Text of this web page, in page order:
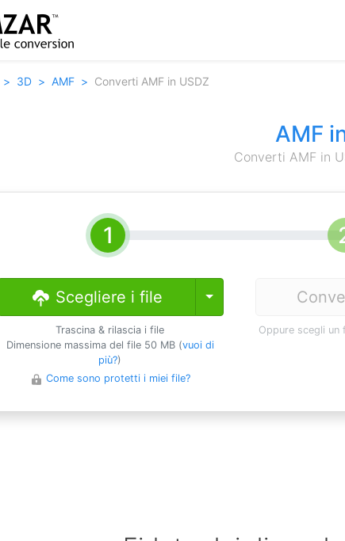
3D AMF Converti AMF in USDZ
AMF
Converti AMF in
Scegliere i file Toggle Dropdown
Trascina & rilascia i file
Dimensione massima del file 50 MB (vuoi di
più?)
Come sono protetti i miei file?
Oppure scegli